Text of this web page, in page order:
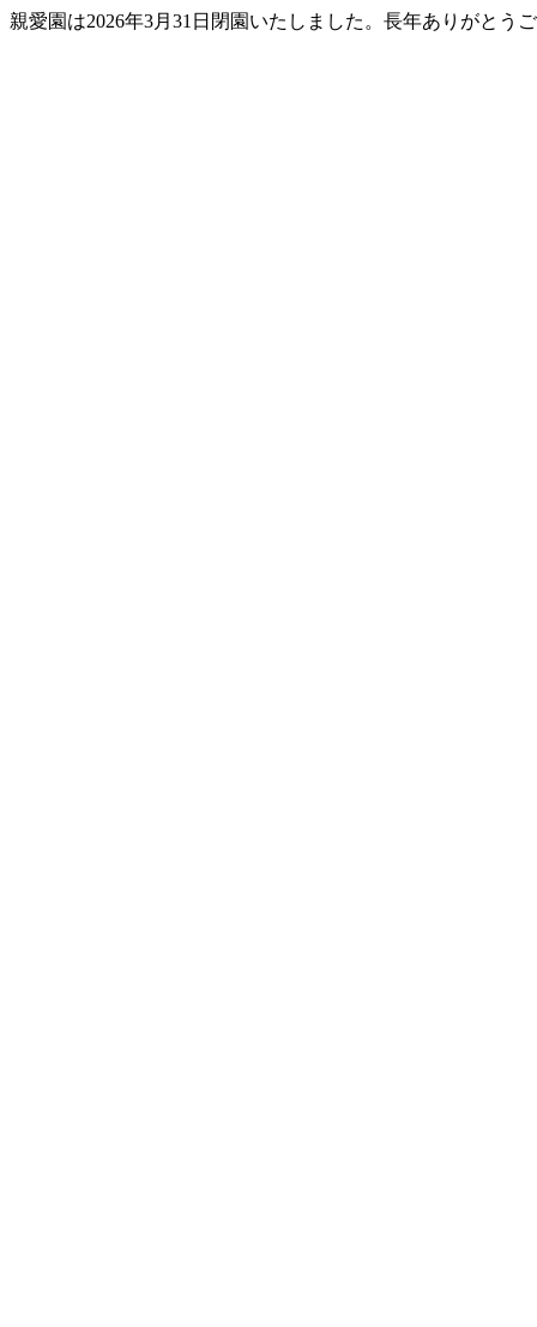
親愛園は2026年3月31日閉園いたしました。長年ありがとう